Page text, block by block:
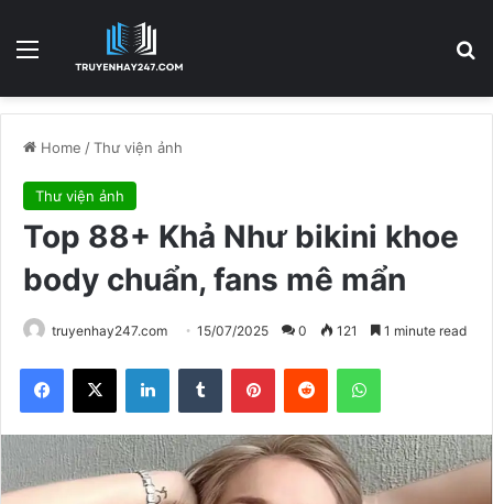
Home /Thư viện ảnh
Thư viện ảnh
Top 88+ Khả Như bikini khoe
body chuẩn, fans mê mẩn
truyenhay247.com 15/07/2025 0 121 1 minute read